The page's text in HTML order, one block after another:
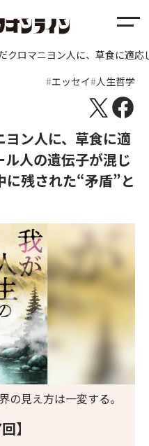
メ
ニ
ュ
ー
クロマニヨン人に、草食に適
エッセイ 人生哲学
ン人に、草食に適
人の遺伝子が混じ
残された“矛盾”と
】
の見え方は一変する。